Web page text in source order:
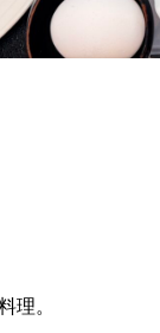
理。